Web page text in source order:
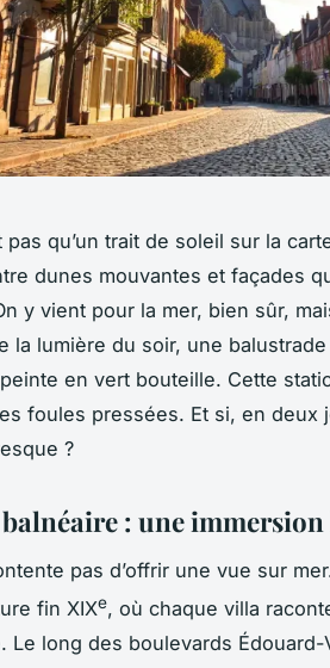
qu’un trait de soleil sur la
dunes mouvantes et façades
y vient pour la mer, bien sûr,
la lumière du soir, une
en vert bouteille. Cette
foules pressées. Et si, en deux
?
: une
pas d’offrir une vue sur
fin XIXe, où chaque villa
Le long des boulevards Édouard-